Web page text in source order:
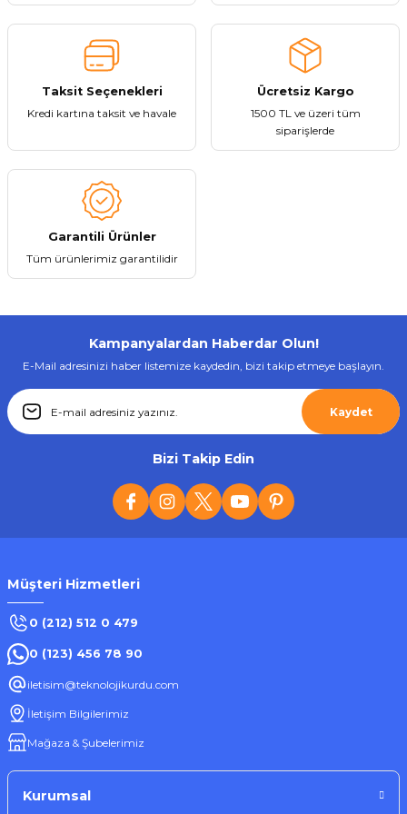
Bu ürüne benzer farklı alternatifler olmalı.
LinkTech
Linktech C209 Safe USB-C 20W Dual Hızlı Şarj Başlığı
384,07 ₺
Stokta Yok
Tükendi
LinkTech
256,05 ₺
Stokta Yok
Linktech C502 Safe Çift USB Çıkışlı Dahili Micro USB Kablolu Akıllı Şarj Aleti
Taksit Seçenekleri
Kredi kartına taksit ve havale
Ücretsiz Kargo
1500 TL ve üzeri tüm
siparişlerde
Garantili Ürünler
Tüm ürünlerimiz garantilidir
Kampanyalardan Haberdar Olun!
E-Mail adresinizi haber listemize kaydedin, bizi takip etmeye başlayın.
Kaydet
Bizi Takip Edin
Müşteri Hizmetleri
0 (212) 512 0 479
0 (123) 456 78 90
iletisim@teknolojikurdu.com
İletişim Bilgilerimiz
Mağaza & Şubelerimiz
Kurumsal